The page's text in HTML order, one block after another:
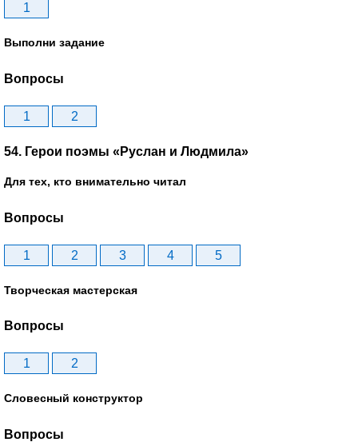
1
Выполни задание
Вопросы
1 2
54. Герои поэмы «Руслан и Людмила»
Для тех, кто внимательно читал
Вопросы
1 2 3 4 5
Творческая мастерская
Вопросы
1 2
Словесный конструктор
Вопросы